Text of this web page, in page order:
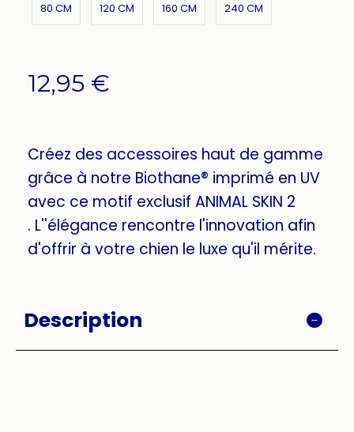
80 CM 120 CM 160 CM 240 CM
12,95 €
Créez des accessoires haut de gamme
grâce à notre Biothane® imprimé en UV
avec ce motif exclusif ANIMAL SKIN 2
. L''élégance rencontre l'innovation afin
d'offrir à votre chien le luxe qu'il mérite.
Description